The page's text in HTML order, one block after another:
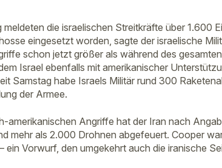
meldeten die israelischen Streitkräfte über 1.600
eingesetzt worden, sagte der israelische
schon jetzt größer als während des
Israel ebenfalls mit amerikanischer
Samstag habe Israels Militär rund 300
der Armee.
amerikanischen Angriffe hat der Iran nach
mehr als 2.000 Drohnen abgefeuert. Cooper
ein Vorwurf, den umgekehrt auch die iranische